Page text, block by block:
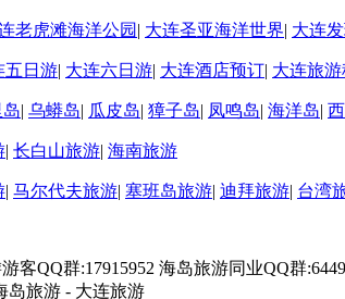
老虎滩海洋公园 | 大连圣亚海洋世界| 大连
五日游| 大连六日游| 大连酒店预订| 大连旅
| 乌蟒岛| 瓜皮岛| 獐子岛| 凤鸣岛| 海洋岛|
| 长白山旅游| 海南旅游
| 马尔代夫旅游| 塞班岛旅游| 迪拜旅游| 台湾
客QQ群:17915952 海岛旅游同业QQ群
岛旅游 - 大连旅游